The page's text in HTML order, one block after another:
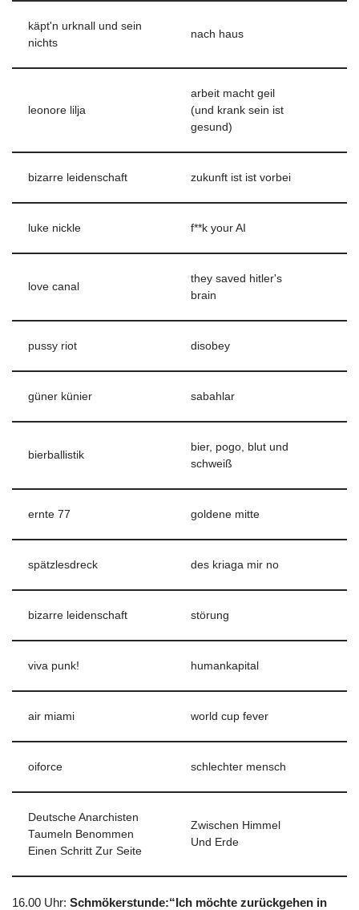
käpt'n urknall und sein
nichts
nach haus
leonore lilja
arbeit macht geil
(und krank sein ist
gesund)
bizarre leidenschaft zukunft ist ist vorbei
luke nickle f**k your AI
love canal
they saved hitler's
brain
pussy riot disobey
güner künier sabahlar
bierballistik
bier, pogo, blut und
schweiß
ernte 77 goldene mitte
spätzlesdreck des kriaga mir no
bizarre leidenschaft störung
viva punk! humankapital
air miami world cup fever
oiforce schlechter mensch
Deutsche Anarchisten
Taumeln Benommen
Einen Schritt Zur Seite
Zwischen Himmel
Und Erde
16.00 Uhr: Schmökerstunde:“Ich möchte zurückgehen in